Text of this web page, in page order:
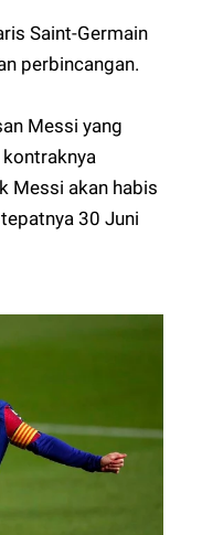
Saint-Germain
perbincangan.
Messi yang
Messi akan habis
30 Juni